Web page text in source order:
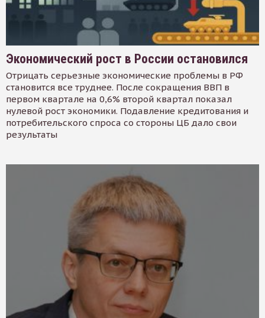
Экономический рост в России остановился
Отрицать серьезные экономические проблемы в РФ
становится все труднее. После сокращения ВВП в
первом квартале на 0,6% второй квартал показал
нулевой рост экономики. Подавление кредитования и
потребительского спроса со стороны ЦБ дало свои
результаты